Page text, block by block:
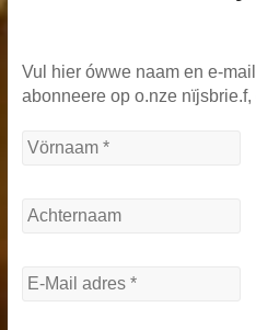
Vul hier ówwe naam en e-
abonneere op o.nze